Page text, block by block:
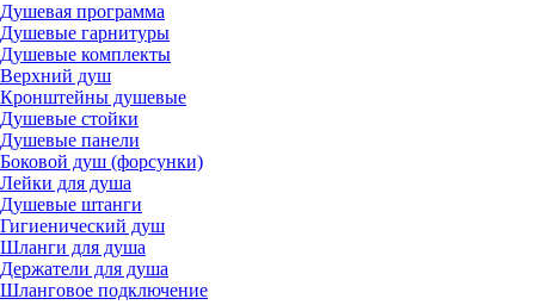
Душевая программа
Душевые гарнитуры
Душевые комплекты
Верхний душ
Кронштейны душевые
Душевые стойки
Душевые панели
Боковой душ (форсунки)
Лейки для душа
Душевые штанги
Гигиенический душ
Шланги для душа
Держатели для душа
Шланговое подключение